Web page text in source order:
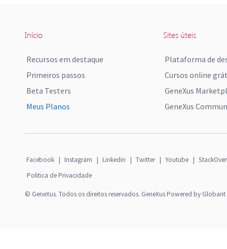
Início
Recursos em destaque
Primeiros passos
Beta Testers
Meus Planos
Sites úteis
Plataforma de
Cursos online
GeneXus
GeneXus
Facebook | Instagram | Linkedin | Twitter | Youtube |
Politica de Privacidade
© GeneXus. Todos os direitos reservados. GeneXus Powered by Globant